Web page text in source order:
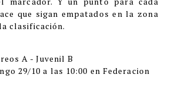
que sigan empatados en la zona
clasificación.
A - Juvenil B
29/10 a las 10:00 en Federacion